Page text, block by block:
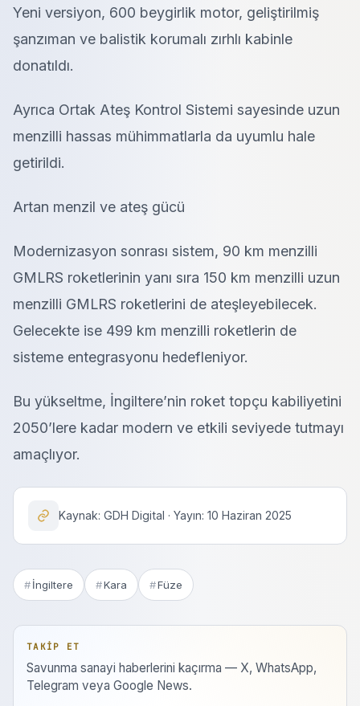
Yeni versiyon, 600 beygirlik motor, geliştirilmiş
şanzıman ve balistik korumalı zırhlı kabinle
donatıldı.
Ayrıca Ortak Ateş Kontrol Sistemi sayesinde uzun
menzilli hassas mühimmatlarla da uyumlu hale
getirildi.
Artan menzil ve ateş gücü
Modernizasyon sonrası sistem, 90 km menzilli
GMLRS roketlerinin yanı sıra 150 km menzilli uzun
menzilli GMLRS roketlerini de ateşleyebilecek.
Gelecekte ise 499 km menzilli roketlerin de
sisteme entegrasyonu hedefleniyor.
Bu yükseltme, İngiltere’nin roket topçu kabiliyetini
2050’lere kadar modern ve etkili seviyede tutmayı
amaçlıyor.
Kaynak: GDH Digital · Yayın: 10 Haziran 2025
İngiltere Kara Füze
TAKIP ET
Savunma sanayi haberlerini kaçırma — X, WhatsApp,
Telegram veya Google News.